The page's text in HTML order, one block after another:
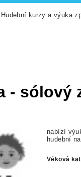
Hudební kurzy a výuka
- sólový
nabízí
hudební
Věková